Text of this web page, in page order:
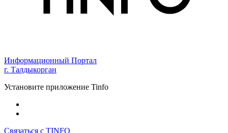
Информационный Портал
г. Талдыкорган
Установите приложение Tinfo
Связаться с TINFO